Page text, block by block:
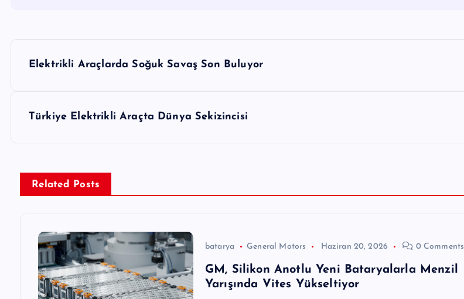
Elektrikli Araçlarda Soğuk Savaş Son Buluyor
Türkiye Elektrikli Araçta Dünya Sekizincisi
Related Posts
batarya General Motors Haziran 20, 2026 0 Comments
GM, Silikon Anotlu Yeni Bataryalarla Menzil
Yarışında Vites Yükseltiyor